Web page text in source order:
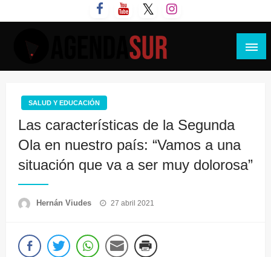
al
SALUD Y EDUCACIÓN
Las características de la Segunda
Ola en nuestro país: “Vamos a una
situación que va a ser muy dolorosa”
Hernán Viudes
Publicado
27 abril 2021